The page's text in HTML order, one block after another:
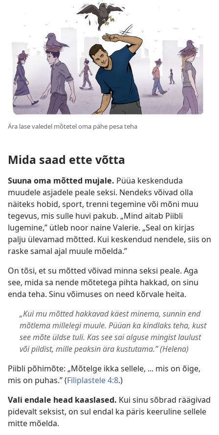
Ära lase valedel mõtetel oma pähe pesa teha
Mida saad ette võtta
Suuna oma mõtted mujale. Püüa keskenduda
muudele asjadele peale seksi. Nendeks võivad olla
näiteks hobid, sport, trenni tegemine või mõni muu
tegevus, mis sulle huvi pakub. „Mind aitab Piibli
lugemine,” ütleb noor naine Valerie. „Seal on kirjas
palju ülevamad mõtted. Kui keskendud nendele, siis on
raske samal ajal muule mõelda.”
On tõsi, et su mõtted võivad minna seksi peale. Aga
see, mida sa nende mõtetega pihta hakkad, on sinu
enda teha. Sinu võimuses on need kõrvale heita.
„Kui mu mõtted hakkavad käest minema, sunnin end
mõtlema millelegi muule. Püüan ka kindlaks teha, kust
see mõte üldse tuli. Kas see sai alguse mingist laulust
või pildist, mille peaksin ära kustutama.” (Helena)
Piibli põhimõte: „Mõtelge ikka sellele, ... mis on õige,
mis on puhas.” (Filiplastele 4:8.)
Vali endale head kaaslased. Kui sinu sõbrad räägivad
pidevalt seksist, on sul endal ka päris keeruline sellele
mitte mõelda.